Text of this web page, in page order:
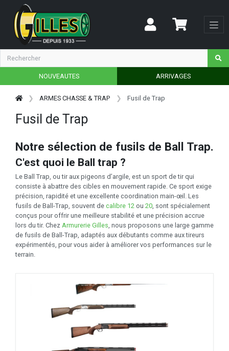
NOUVEAUTES ARRIVAGES
ARMES CHASSE & TRAP Fusil de Trap
Fusil de Trap
Notre sélection de fusils de Ball Trap.
C'est quoi le Ball trap ?
Le Ball Trap, ou tir aux pigeons d’argile, est un sport de tir qui
consiste à abattre des cibles en mouvement rapide. Ce sport exige
précision, rapidité et une excellente coordination main-œil. Les
fusils de Ball-Trap, souvent de calibre 12 ou 20, sont spécialement
conçus pour offrir une meilleure stabilité et une précision accrue
lors du tir. Chez Armurerie Gilles, nous proposons une large gamme
de fusils de Ball-Trap, adaptés aux débutants comme aux tireurs
expérimentés, pour vous aider à améliorer vos performances sur le
terrain.